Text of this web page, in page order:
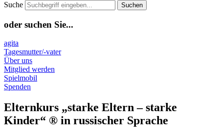
Suche
Suchen
oder suchen Sie...
agita
Tagesmutter/-vater
Über uns
Mitglied werden
Spielmobil
Spenden
Elternkurs „starke Eltern – starke
Kinder“ ® in russischer Sprache